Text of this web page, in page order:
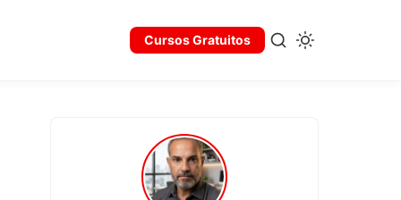
Cursos Gratuitos